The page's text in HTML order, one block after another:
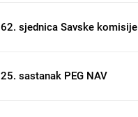
62. sjednica Savske komisije
25. sastanak PEG NAV